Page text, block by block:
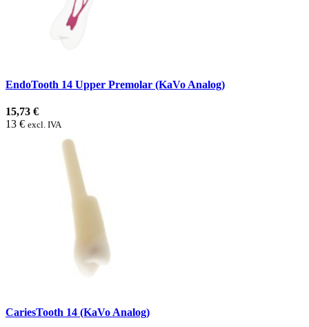
EndoTooth 14 Upper Premolar (KaVo Analog)
15,73 €
13 € excl. IVA
CariesTooth 14 (KaVo Analog)